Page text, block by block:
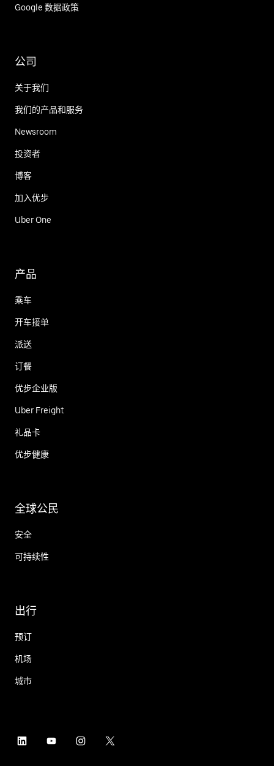
Google 数据政策
公司
关于我们
我们的产品和服务
Newsroom
投资者
博客
加入优步
Uber One
产品
乘车
开车接单
派送
订餐
优步企业版
Uber Freight
礼品卡
优步健康
全球公民
安全
可持续性
出行
预订
机场
城市